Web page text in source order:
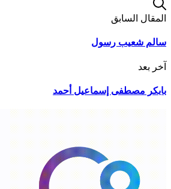
المقال السابق
سالم شعيب رسول
آخر بعد
بابكر مصطفى إسماعيل أحمد